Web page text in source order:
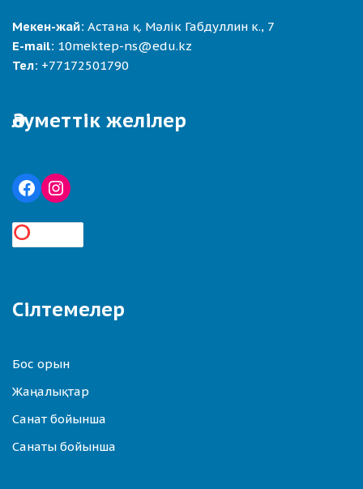
Мекен-жай: Астана қ. Мәлік Габдуллин к., 7
E-mail: 10mektep-ns@edu.kz
Тел: +77172501790
Әлуметтік желілер
Сілтемелер
Бос орын
Жаңалықтар
Санат бойынша
Санаты бойынша